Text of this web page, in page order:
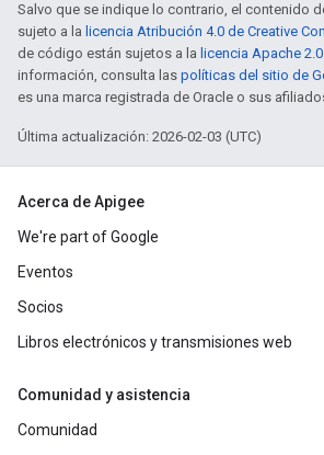
Salvo que se indique lo contrario, el contenido
sujeto a la licencia Atribución 4.0 de Creative
de código están sujetos a la licencia Apache 2.0
información, consulta las políticas del sitio de
es una marca registrada de Oracle o sus
Última actualización: 2026-02-03 (UTC)
Acerca de Apigee
We're part of Google
Eventos
Socios
Libros electrónicos y transmisiones web
Comunidad y asistencia
Comunidad